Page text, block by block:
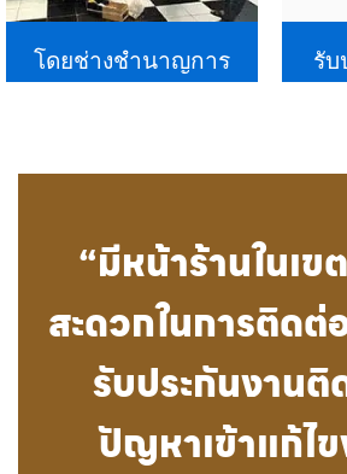
โดยช่างชำนาญการ รับ
“มีหน้าร้านในเ
สะดวกในการติดต่
รับประกันงาน
ปัญหาเข้าแก้ไ